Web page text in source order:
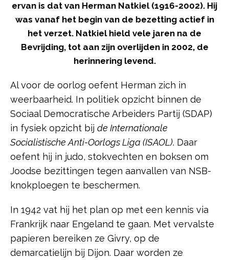
ervan is dat van Herman Natkiel (1916-2002). Hij
was vanaf het begin van de bezetting actief in
het verzet. Natkiel hield vele jaren na de
Bevrijding, tot aan zijn overlijden in 2002, de
herinnering levend.
Al voor de oorlog oefent Herman zich in
weerbaarheid. In politiek opzicht binnen de
Sociaal Democratische Arbeiders Partij (SDAP)
in fysiek opzicht bij de Internationale
Socialistische Anti-Oorlogs Liga (ISAOL). Daar
oefent hij in judo, stokvechten en boksen om
Joodse bezittingen tegen aanvallen van NSB-
knokploegen te beschermen.
In 1942 vat hij het plan op met een kennis via
Frankrijk naar Engeland te gaan. Met vervalste
papieren bereiken ze Givry, op de
demarcatielijn bij Dijon. Daar worden ze